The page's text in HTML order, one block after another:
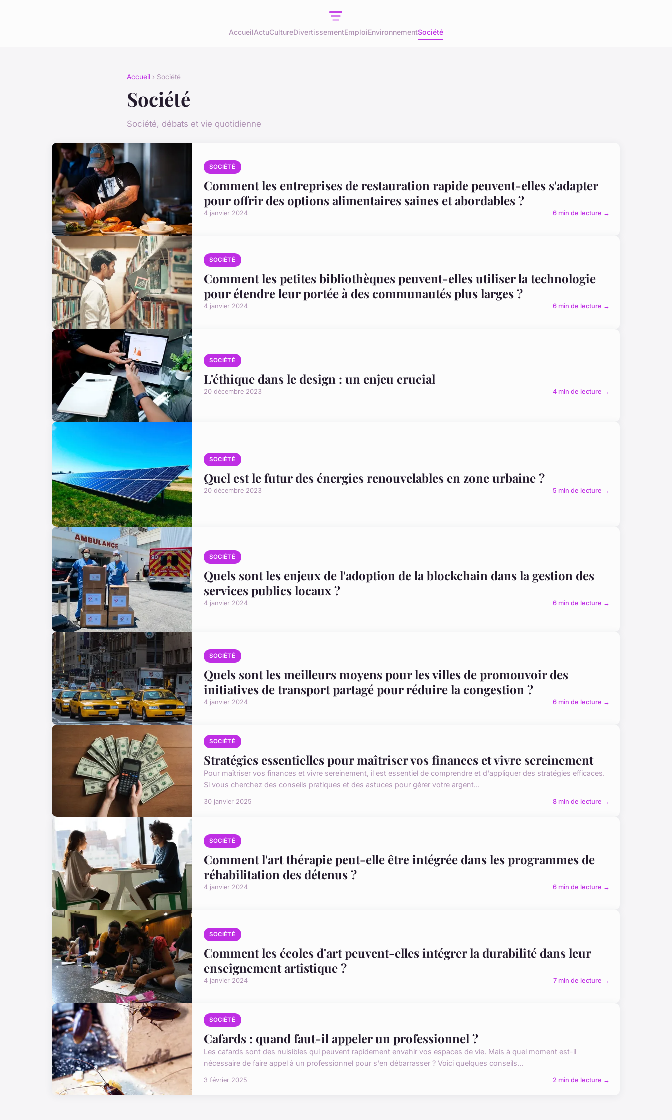
AccueilActuCultureDivertissementEmploiEnvironnementSociété
Accueil › Société
Société
Société, débats et vie quotidienne
SOCIÉTÉ
Comment les entreprises de restauration rapide peuvent-elles s'adapter
pour offrir des options alimentaires saines et abordables ?
4 janvier 2024 6 min de lecture →
SOCIÉTÉ
Comment les petites bibliothèques peuvent-elles utiliser la technologie
pour étendre leur portée à des communautés plus larges ?
4 janvier 2024 6 min de lecture →
SOCIÉTÉ
L'éthique dans le design : un enjeu crucial
20 décembre 2023 4 min de lecture →
SOCIÉTÉ
Quel est le futur des énergies renouvelables en zone urbaine ?
20 décembre 2023 5 min de lecture →
SOCIÉTÉ
Quels sont les enjeux de l'adoption de la blockchain dans la gestion des
services publics locaux ?
4 janvier 2024 6 min de lecture →
SOCIÉTÉ
Quels sont les meilleurs moyens pour les villes de promouvoir des
initiatives de transport partagé pour réduire la congestion ?
4 janvier 2024 6 min de lecture →
SOCIÉTÉ
Stratégies essentielles pour maîtriser vos finances et vivre sereinement
Pour maîtriser vos finances et vivre sereinement, il est essentiel de comprendre et d'appliquer des stratégies efficaces.
Si vous cherchez des conseils pratiques et des astuces pour gérer votre argent...
30 janvier 2025 8 min de lecture →
SOCIÉTÉ
Comment l'art thérapie peut-elle être intégrée dans les programmes de
réhabilitation des détenus ?
4 janvier 2024 6 min de lecture →
SOCIÉTÉ
Comment les écoles d'art peuvent-elles intégrer la durabilité dans leur
enseignement artistique ?
4 janvier 2024 7 min de lecture →
SOCIÉTÉ
Cafards : quand faut-il appeler un professionnel ?
Les cafards sont des nuisibles qui peuvent rapidement envahir vos espaces de vie. Mais à quel moment est-il
nécessaire de faire appel à un professionnel pour s'en débarrasser ? Voici quelques conseils...
3 février 2025 2 min de lecture →